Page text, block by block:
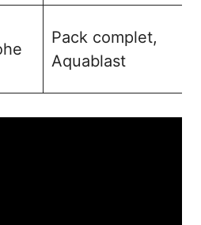
Pack complet,
Aquablast